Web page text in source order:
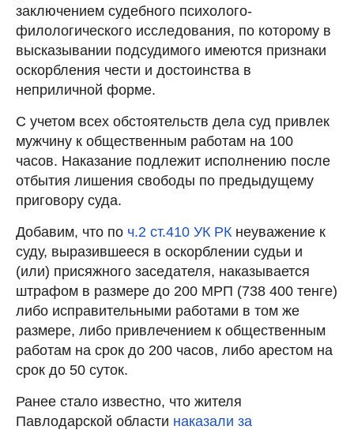
заключением судебного психолого-
филологического исследования, по которому в
высказывании подсудимого имеются признаки
оскорбления чести и достоинства в
неприличной форме.
С учетом всех обстоятельств дела суд привлек
мужчину к общественным работам на 100
часов. Наказание подлежит исполнению после
отбытия лишения свободы по предыдущему
приговору суда.
Добавим, что по ч.2 ст.410 УК РК неуважение к
суду, выразившееся в оскорблении судьи и
(или) присяжного заседателя, наказывается
штрафом в размере до 200 МРП (738 400 тенге)
либо исправительными работами в том же
размере, либо привлечением к общественным
работам на срок до 200 часов, либо арестом на
срок до 50 суток.
Ранее стало известно, что жителя
Павлодарской области наказали за